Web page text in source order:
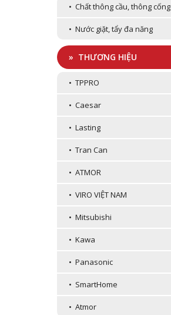
• Chất thông cầu, thông cống
• Nước giặt, tẩy đa năng
» THƯƠNG HIỆU
• TPPRO
• Caesar
• Lasting
• Tran Can
• ATMOR
• VIRO VIỆT NAM
• Mitsubishi
• Kawa
• Panasonic
• SmartHome
• Atmor